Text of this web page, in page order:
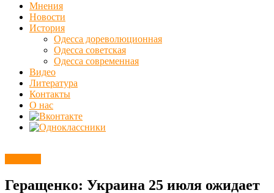
Мнения
Новости
История
Одесса дореволюционная
Одесса советская
Одесса современная
Видео
Литература
Контакты
О нас
Геращенко: Украина 25 июля ожидает